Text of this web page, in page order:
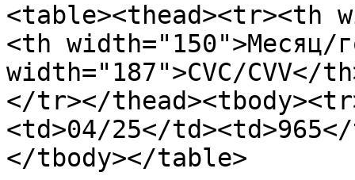
<table><thead><tr><th
<th width="150">Месяц/
width="187">CVC/
</tr></
<td>04/25</
</tbody></table>